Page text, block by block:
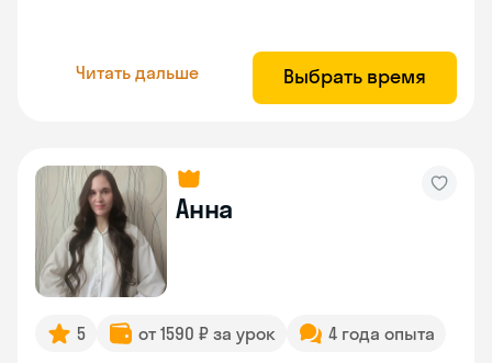
Читать дальше Выбрать время
Анна
5 от 1590 ₽ за урок 4 года опыта